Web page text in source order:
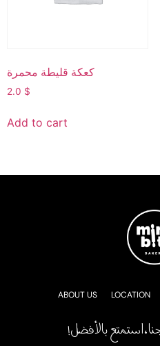
كعكة قليطة محمرة
2.0 $
Add to cart
ABOUT US LOCATION